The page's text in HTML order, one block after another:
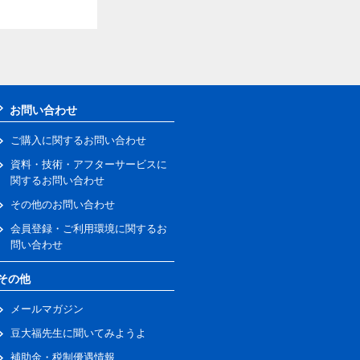
お問い合わせ
ご購入に関するお問い合わせ
資料・技術・アフターサービスに
関するお問い合わせ
その他のお問い合わせ
会員登録・ご利用環境に関するお
問い合わせ
の他
メールマガジン
豆大福先生に聞いてみようよ
補助金・税制優遇情報